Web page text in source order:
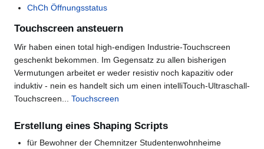
ChCh Öffnungsstatus
Touchscreen ansteuern
Wir haben einen total high-endigen Industrie-Touchscreen
geschenkt bekommen. Im Gegensatz zu allen bisherigen
Vermutungen arbeitet er weder resistiv noch kapazitiv oder
induktiv - nein es handelt sich um einen intelliTouch-Ultraschall-
Touchscreen... Touchscreen
Erstellung eines Shaping Scripts
für Bewohner der Chemnitzer Studentenwohnheime